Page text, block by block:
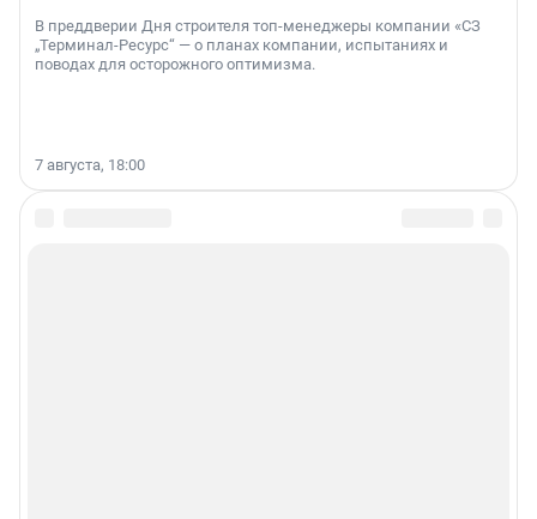
В преддверии Дня строителя топ-менеджеры компании «СЗ
„Терминал-Ресурс“ — о планах компании, испытаниях и
поводах для осторожного оптимизма.
7 августа, 18:00